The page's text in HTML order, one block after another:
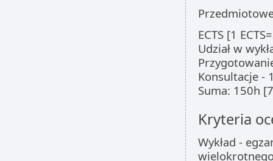
ECTS [1
Udział w
Konsultacje -
Suma: 150h
Kryteria
Wykład -